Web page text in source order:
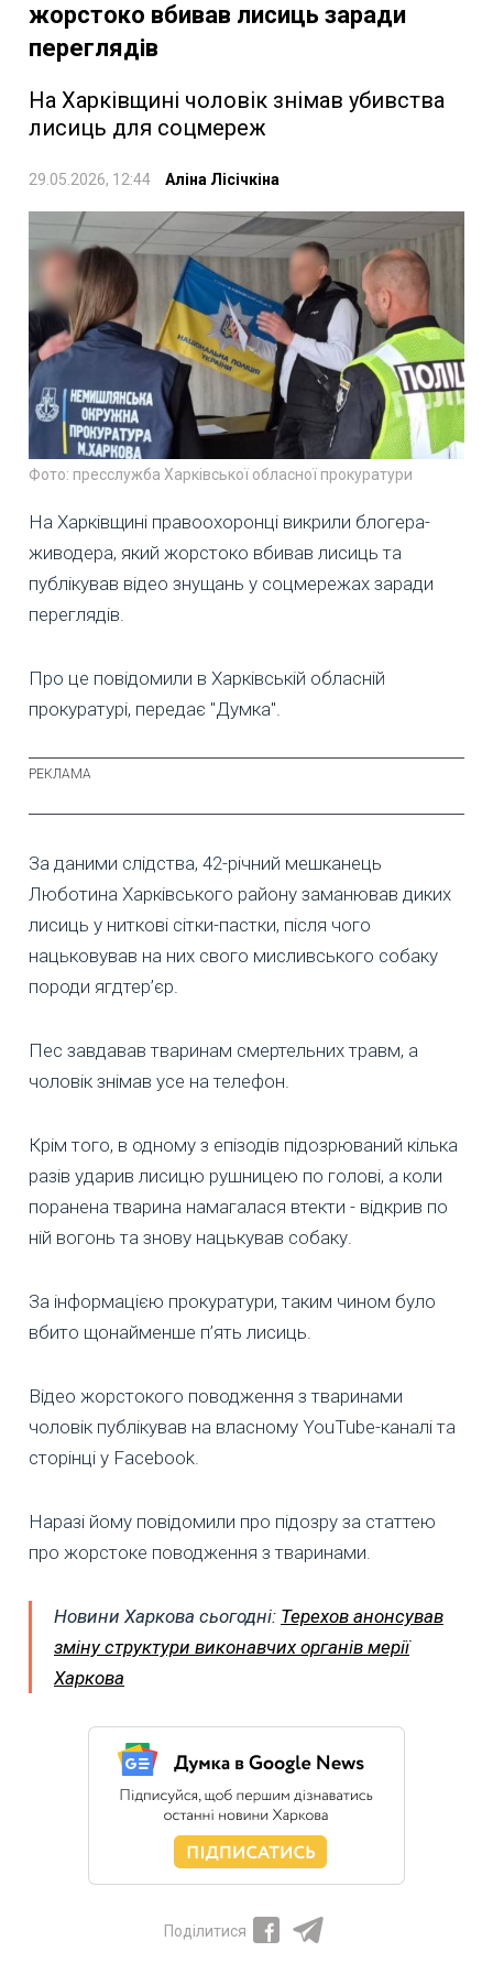
жорстоко вбивав лисиць заради
переглядів
На Харківщині чоловік знімав убивства
лисиць для соцмереж
29.05.2026, 12:44 Аліна Лісічкіна
Фото: пресслужба Харківської обласної прокуратури
На Харківщині правоохоронці викрили блогера-
живодера, який жорстоко вбивав лисиць та
публікував відео знущань у соцмережах заради
переглядів.
Про це повідомили в Харківській обласній
прокуратурі, передає "Думка".
За даними слідства, 42-річний мешканець
Люботина Харківського району заманював диких
лисиць у ниткові сітки-пастки, після чого
нацьковував на них свого мисливського собаку
породи ягдтер’єр.
Пес завдавав тваринам смертельних травм, а
чоловік знімав усе на телефон.
Крім того, в одному з епізодів підозрюваний кілька
разів ударив лисицю рушницею по голові, а коли
поранена тварина намагалася втекти - відкрив по
ній вогонь та знову нацькував собаку.
За інформацією прокуратури, таким чином було
вбито щонайменше п’ять лисиць.
Відео жорстокого поводження з тваринами
чоловік публікував на власному YouTube-каналі та
сторінці у Facebook.
Наразі йому повідомили про підозру за статтею
про жорстоке поводження з тваринами.
Новини Харкова сьогодні: Терехов анонсував
зміну структури виконавчих органів мерії
Харкова
Поділитися